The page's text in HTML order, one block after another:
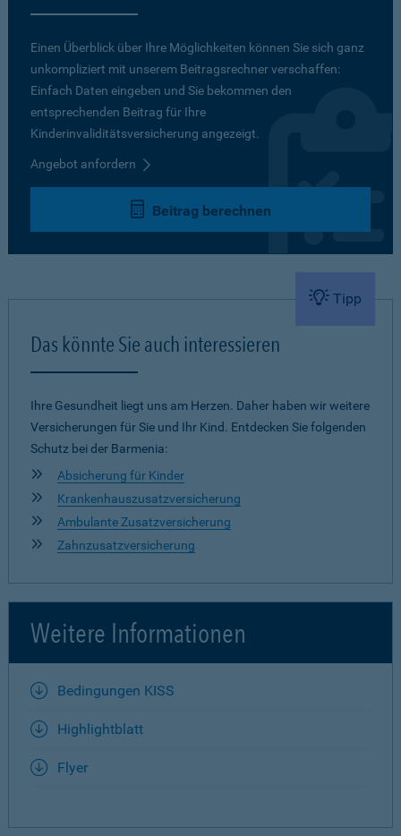
Einen Überblick über Ihre Möglichkeiten können Sie sich ganz
unkompliziert mit unserem Beitragsrechner verschaffen:
Einfach Daten eingeben und Sie bekommen den
entsprechenden Beitrag für Ihre
Kinderinvaliditätsversicherung angezeigt.
Angebot anfordern
Beitrag berechnen
Tipp
Das könnte Sie auch interessieren
Ihre Gesundheit liegt uns am Herzen. Daher haben wir weitere
Versicherungen für Sie und Ihr Kind. Entdecken Sie folgenden
Schutz bei der Barmenia:
Absicherung für Kinder
Krankenhauszusatzversicherung
Ambulante Zusatzversicherung
Zahnzusatzversicherung
Weitere Informationen
Bedingungen KISS
Highlightblatt
Flyer